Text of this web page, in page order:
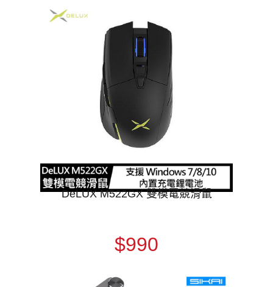
DeLUX M522GX 雙模電競滑鼠
$990